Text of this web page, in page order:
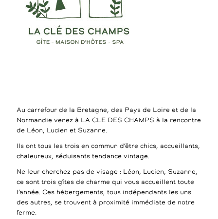
Au carrefour de la Bretagne, des Pays de Loire et de la
Normandie venez à LA CLE DES CHAMPS à la rencontre
de Léon, Lucien et Suzanne.
Ils ont tous les trois en commun d’être chics, accueillants,
chaleureux, séduisants tendance vintage.
Ne leur cherchez pas de visage : Léon, Lucien, Suzanne,
ce sont trois gîtes de charme qui vous accueillent toute
l’année. Ces hébergements, tous indépendants les uns
des autres, se trouvent à proximité immédiate de notre
ferme.